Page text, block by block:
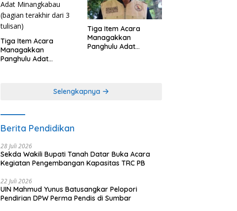
Tiga Item Acara
Managakkan
Panghulu Adat
Tiga Item Acara
Managakkan
Panghulu Adat
Selengkapnya
Berita Pendidikan
28 Juli 2026
Sekda Wakili Bupati Tanah Datar Buka Acara
Kegiatan Pengembangan Kapasitas TRC PB
22 Juli 2026
UIN Mahmud Yunus Batusangkar Pelopori
Pendirian DPW Perma Pendis di Sumbar